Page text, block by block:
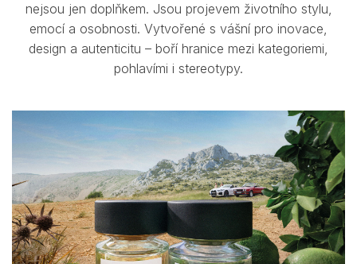
nejsou jen doplňkem. Jsou projevem životního stylu,
emocí a osobnosti. Vytvořené s vášní pro inovace,
design a autenticitu – boří hranice mezi kategoriemi,
pohlavími i stereotypy.